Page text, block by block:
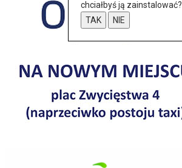
chciałbyś ją zainstalować?
TAK
NIE